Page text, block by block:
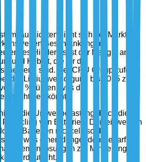
sieht sich der Markt für
Beschränkungen
Hindernis ist der Mangel an
und Kobalt, die für die
sind. Der CRU Group zufolge
der Lithiumversorgung bis 2025 zu
20 % führen, was die
könnte.
ist die Umweltbelastung durch die
Recycling von Batterien. Derzeit werden
Batterien recycelt, so die
was einen dringenden Bedarf an
zur Minderung
verdeutlicht.